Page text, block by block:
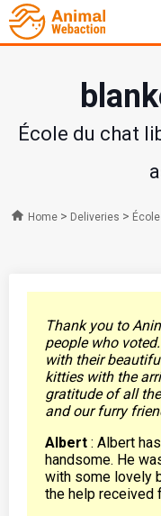
École du chat
Home > Deliveries >
Thank you to
people who
with their
kitties with the
gratitude of all
and our furry
Albert : Albert
handsome. He
with some lovely
the help received